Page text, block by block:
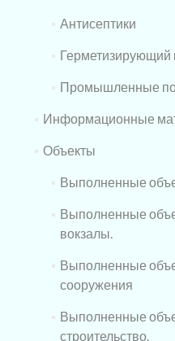
Антисептики
Герметизирующий
Промышленные
Информационные
Объекты
Выполненные
Выполненные
вокзалы.
Выполненные
сооружения
Выполненные
строительство.